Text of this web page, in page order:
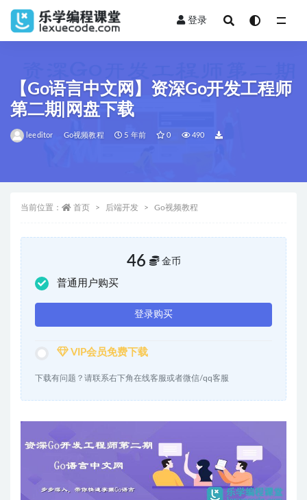
登录
【Go语言中文网】资深Go开发工程师
第二期|网盘下载
leeditor Go视频教程 5 年前 0 490
当前位置： 首页 后端开发 Go视频教程
46 金币
普通用户购买
登录购买
VIP会员免费下载
下载有问题？请联系右下角在线客服或者微信/qq客服